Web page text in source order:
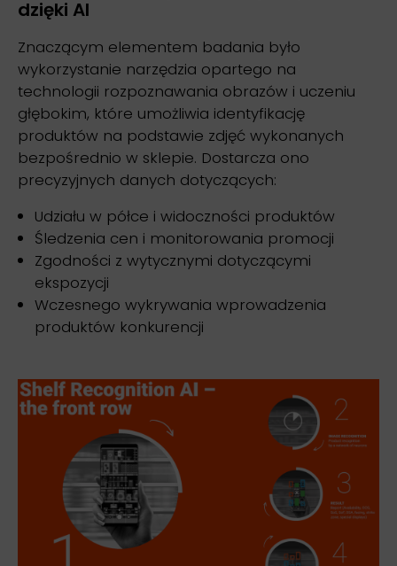
dzięki AI
Znaczącym elementem badania było
wykorzystanie narzędzia opartego na
technologii rozpoznawania obrazów i uczeniu
głębokim, które umożliwia identyfikację
produktów na podstawie zdjęć wykonanych
bezpośrednio w sklepie. Dostarcza ono
precyzyjnych danych dotyczących:
Udziału w półce i widoczności produktów
Śledzenia cen i monitorowania promocji
Zgodności z wytycznymi dotyczącymi
ekspozycji
Wczesnego wykrywania wprowadzenia
produktów konkurencji